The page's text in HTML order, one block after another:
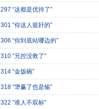
297 “这都是优待了”
301 “你这人挺奸的”
306 “你到底站哪边的”
310 “兄控没救了”
314 “金饭碗”
318 “犟赢了也是输”
322 “谁人不双标”